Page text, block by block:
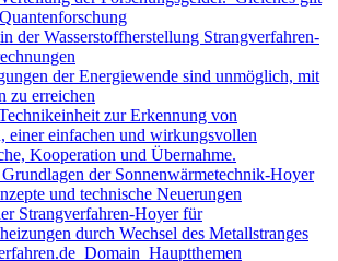
der Wasserstoffherstellung Strangverfahren-
der Energiewende sind unmöglich, mit
zu erreichen
zur Erkennung von
einer einfachen und wirkungsvollen
Kooperation und Übernahme.
der Sonnenwärmetechnik-Hoyer
und technische Neuerungen
Strangverfahren-Hoyer für
durch Wechsel des Metallstranges
Domain Hauptthemen